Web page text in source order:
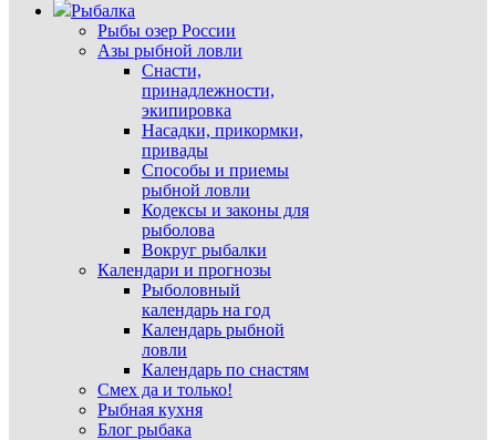
Рыбалка
Рыбы озер России
Азы рыбной ловли
Снасти,
принадлежности,
экипировка
Насадки, прикормки,
привады
Способы и приемы
рыбной ловли
Кодексы и законы для
рыболова
Вокруг рыбалки
Календари и прогнозы
Рыболовный
календарь на год
Календарь рыбной
ловли
Календарь по снастям
Смех да и только!
Рыбная кухня
Блог рыбака